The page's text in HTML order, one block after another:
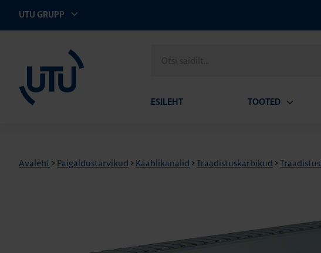
UTU GRUPP
saidilt
ESILEHT TOOTED
Avaleht > Paigaldustarvikud > Kaablikanalid >Traadistuskarbikud >